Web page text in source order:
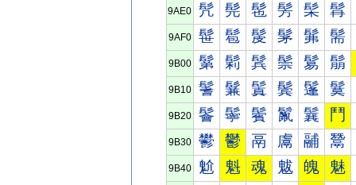
9AE0 髠 髡 髢 髣 髤 髥
9AF0 髰 髱 髲 髳 髴 髵
9B00 鬀 鬁 鬂 鬃 鬄 鬅
9B10 鬐 鬑 鬒 鬓 鬔 鬕
9B20 鬠 鬡 鬢 鬣 鬤 鬥
9B30 鬰 鬱 鬲 鬳 鬴 鬵
9B40 魀 魁 魂 魃 魄 魅